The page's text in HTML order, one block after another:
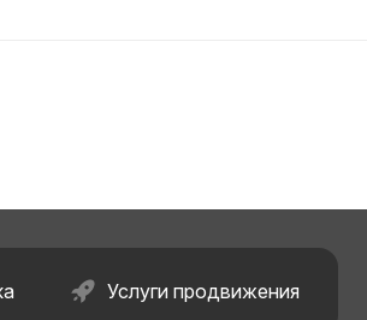
Услуги продвижения